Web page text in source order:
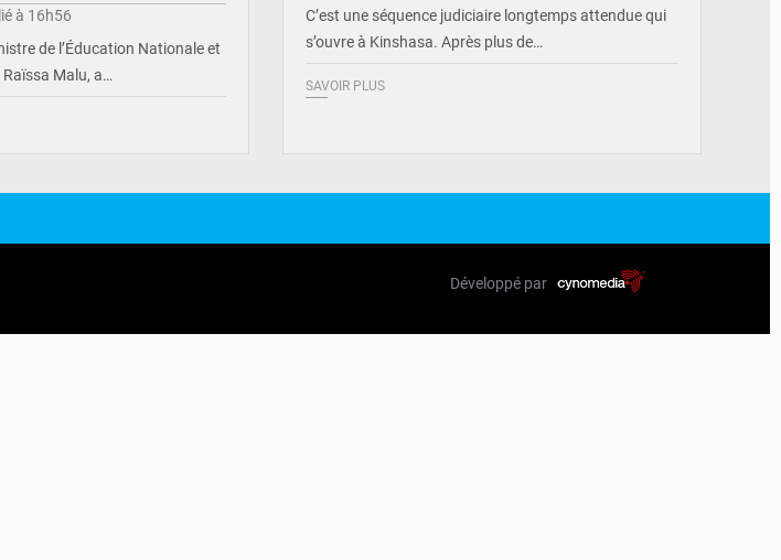
à 16h56
de l’Éducation Nationale et
Malu, a…
C’est une séquence judiciaire longtemps attendue qui
s’ouvre à Kinshasa. Après plus de…
SAVOIR PLUS
Développé par